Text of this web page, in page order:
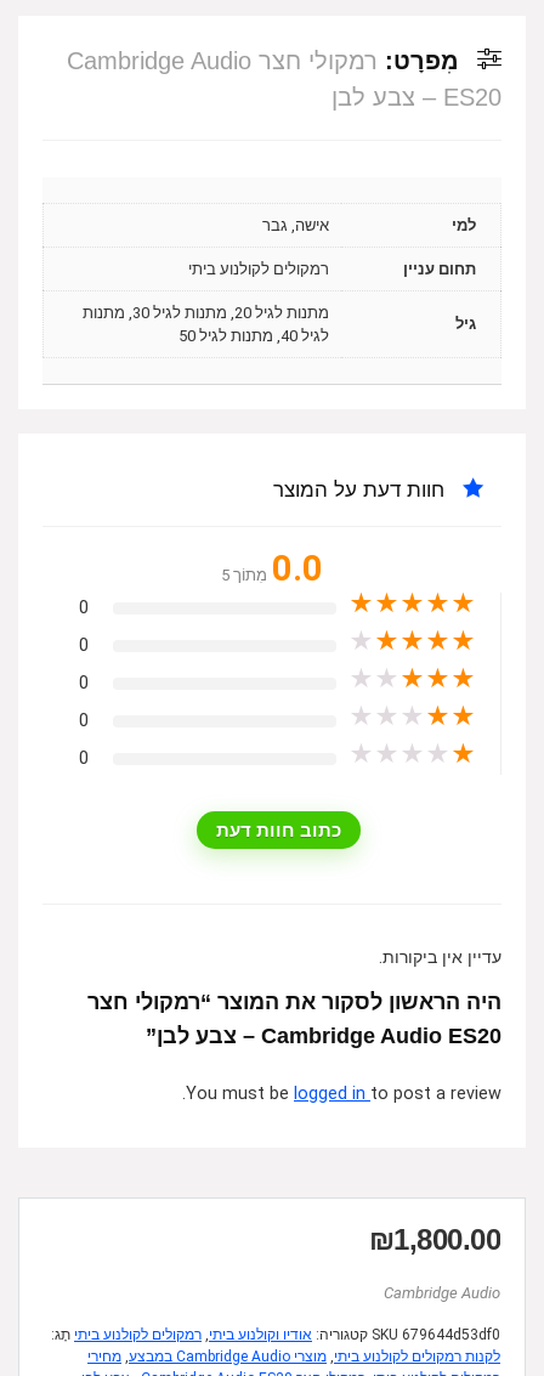
מִפרָט:
רמקולי חצר Cambridge Audio
ES20 – צבע לבן
למי אישה, גבר
תחום עניין רמקולים לקולנוע ביתי
גיל
מתנות לגיל 20, מתנות לגיל 30, מתנות
לגיל 40, מתנות לגיל 50
חוות דעת על המוצר
0.0 מִתוֹך 5
★
★
★
★
★
0
★
★
★
★
★
0
★
★
★
★
★
0
★
★
★
★
★
0
★
★
★
★
★
0
כתוב חוות דעת
עדיין אין ביקורות.
היה הראשון לסקור את המוצר “רמקולי חצר
Cambridge Audio ES20 – צבע לבן”
You must be logged in to post a review.
₪1,800.00
Cambridge Audio
SKU 679644d53df0 קטגוריה: אודיו וקולנוע ביתי, רמקולים לקולנוע ביתי תָג:
לקנות רמקולים לקולנוע ביתי, מוצרי Cambridge Audio במבצע , מחירי